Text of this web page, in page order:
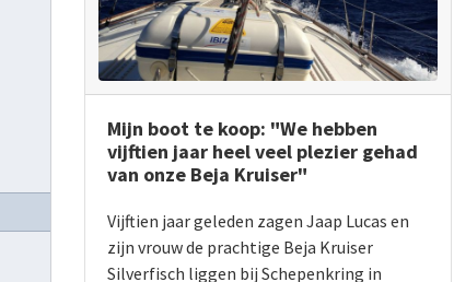
Mijn boot te koop: "We hebben
vijftien jaar heel veel plezier gehad
van onze Beja Kruiser"
Vijftien jaar geleden zagen Jaap Lucas en
zijn vrouw de prachtige Beja Kruiser
Silverfisch liggen bij Schepenkring in